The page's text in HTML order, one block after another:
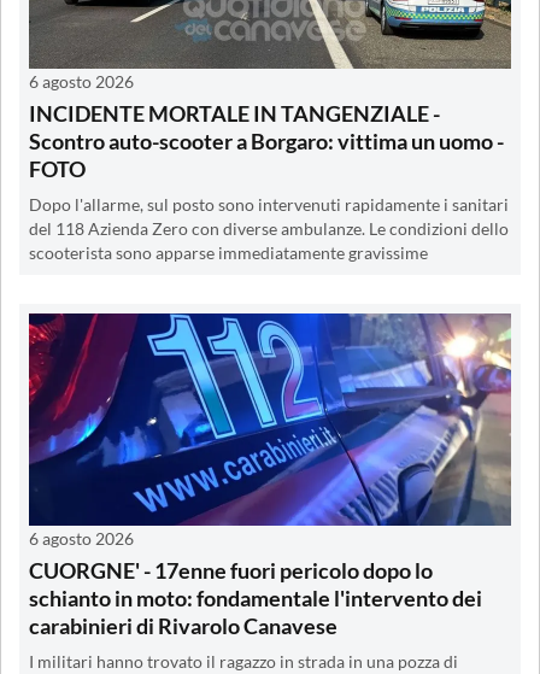
6 agosto 2026
INCIDENTE MORTALE IN TANGENZIALE -
Scontro auto-scooter a Borgaro: vittima un uomo -
FOTO
Dopo l'allarme, sul posto sono intervenuti rapidamente i sanitari
del 118 Azienda Zero con diverse ambulanze. Le condizioni dello
scooterista sono apparse immediatamente gravissime
6 agosto 2026
CUORGNE' - 17enne fuori pericolo dopo lo
schianto in moto: fondamentale l'intervento dei
carabinieri di Rivarolo Canavese
I militari hanno trovato il ragazzo in strada in una pozza di